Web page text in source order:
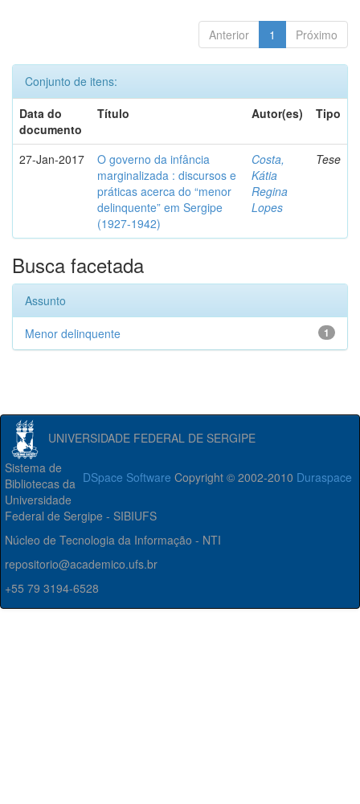
Anterior 1 Próximo
Conjunto de itens:
Data do
documento
Título Autor(es) Tipo
27-Jan-2017
O governo da infância
marginalizada : discursos e
práticas acerca do “menor
delinquente” em Sergipe
(1927-1942)
Costa,
Kátia
Regina
Lopes
Tese
Busca facetada
Assunto
1
Menor delinquente
UNIVERSIDADE FEDERAL DE SERGIPE
DSpace Software Copyright © 2002-2010 Duraspace
Sistema de
Bibliotecas da
Universidade
Federal de Sergipe - SIBIUFS
Núcleo de Tecnologia da Informação - NTI
repositorio@academico.ufs.br
+55 79 3194-6528